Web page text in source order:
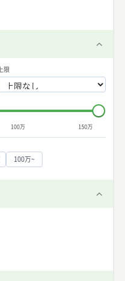
上限
100万 150万
100万~